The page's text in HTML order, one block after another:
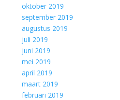
oktober 2019
september 2019
augustus 2019
juli 2019
juni 2019
mei 2019
april 2019
maart 2019
februari 2019